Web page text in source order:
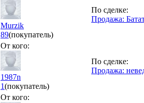
Murzik
89(покупатель)
По сделке:
Продажа:
От кого:
1987n
1(покупатель)
По сделке:
Продажа:
От кого: